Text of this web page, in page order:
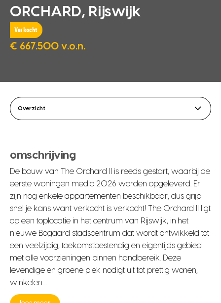
ORCHARD, Rijswijk
Verkocht
€ 667.500 v.o.n.
Overzicht
omschrijving
De bouw van The Orchard II is reeds gestart, waarbij de
eerste woningen medio 2026 worden opgeleverd. Er
zijn nog enkele appartementen beschikbaar, dus grijp
snel je kans want verkocht is verkocht! The Orchard II ligt
op een toplocatie in het centrum van Rijswijk, in het
nieuwe Bogaard stadscentrum dat wordt ontwikkeld tot
een veelzijdig, toekomstbestendig en eigentijds gebied
met alle voorzieningen binnen handbereik. Deze
levendige en groene plek nodigt uit tot prettig wonen,
winkelen…